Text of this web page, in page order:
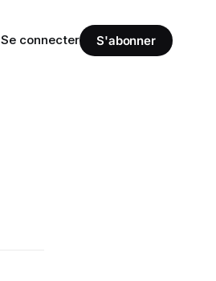
Se connecter S'abonner